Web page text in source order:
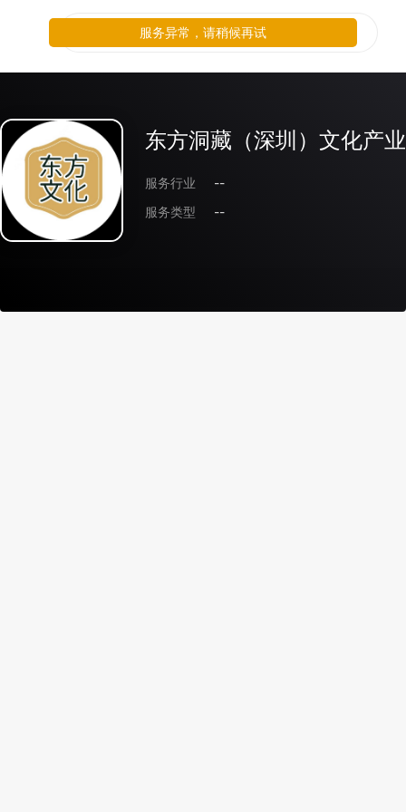
东方洞藏（深圳）文化产
服务行业
--
服务类型
--
服务异常，请稍候再试